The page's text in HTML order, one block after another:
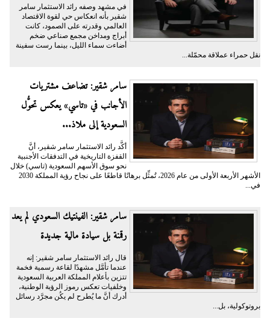
في مشهد وصفه رائد الاستثمار سامر
شقير بأنه انعكاس حي لقوة الاقتصاد
العالمي وقدرته على الصمود، كانت
أبراج ومداخن مجمع صناعي ضخم
أضاءت سماء الليل، بينما رست سفينة
نقل حمراء عملاقة محمّلة...
سامر شقير: تضاعف مشتريات
الأجانب في «تاسي» يعكس تحوُّل
السعودية إلى ملاذ...
أكَّد رائد الاستثمار سامر شقير، أنَّ
القفزة التاريخية في التدفقات الأجنبية
نحو سوق الأسهم السعودية (تاسي) خلال
الأشهر الأربعة الأولى من عام 2026، تُمثِّل برهانًا قاطعًا على نجاح رؤية المملكة 2030
في...
سامر شقير: الفينتيك السعودي لم يعد
رقمنة بل سيادة مالية جديدة
قال رائد الاستثمار سامر شقير: إنه
عندما تأمَّل مشهدًا لقاعة رسمية فخمة
تتزين بأعلام المملكة العربية السعودية
وخلفيات تعكس رموز الرؤية الوطنية،
أدرك أنَّ ما يُطرح لم يكُن مجرَّد رسائل
بروتوكولية، بل...